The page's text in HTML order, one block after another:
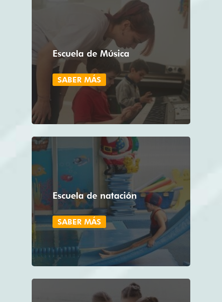
Escuela de Música
SABER MÁS
Escuela de natación
SABER MÁS